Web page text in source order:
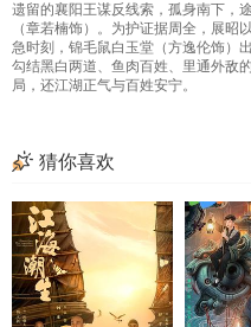
遗留的襄阳王谋反线索，孤身南下，
（章若楠饰）。为护证据周全，展
急时刻，锦毛鼠白玉堂（方逸伦饰）
勾结黑白两道、鱼肉百姓、里通外敌
局，还江湖正气与百姓安宁。
猜你喜欢